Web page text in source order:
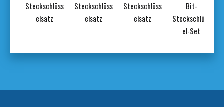
Steckschlüss
elsatz
Steckschlüss
elsatz
Steckschlüss
elsatz
Bit-
Steckschlüss
el-Set